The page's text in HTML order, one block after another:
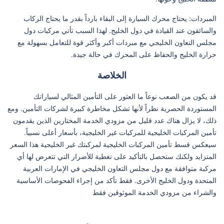
المبردات: يحتاج محرك السيارة إلى البقاء بارداً بقدر ما يحتاج الركاب
والسائقون عند القيادة في دول الخليج. لهذا السبب تأتي مركبات دول
مجلس التعاون الخليجي مع مبردات أكبر وأكثر قوة للتعامل بسهولة مع
حرارة الخليج والحفاظ على المحرك في حالة جيدة.
الخلاصة
قد يكون من الصعب نوعاً ما العثور على التأمين المثالي لسياراتك
المستوردة الحصرية نظراً لأنها تشكل مخاطرة كبيرة لشركات التأمين. ومع
ذلك، لا يزال هناك عدد قليل من مزودي الخدمة المختارين الذين يقدمون
تأمين المركبات الخليجية للمركبات غير الخليجية، بأسعار أعلى نسبياً.
سيعكس قسط تأمين المركبات الخليجية لمركبتك غير الخليجية هذا السعر
المتزايد ولكنك ستحصل بالتأكيد على تغطية للأضرار التي تتعرض لها أي
مركبة متوافقة مع دول مجلس التعاون الخليجي في الإمارات العربية
المتحدة ودول الخليج الأخرى. فقط تأكد من إجراء الفحوصات الأساسية
والشراء من مزودي الخدمة الموثوقين فقط